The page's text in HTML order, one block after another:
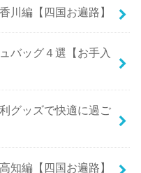
川編【四国お遍路】
バッグ４選【お手入
グッズで快適に過ご
知編【四国お遍路】